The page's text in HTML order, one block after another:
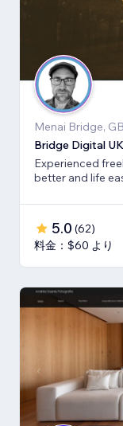
Menai Bridge, GB
Bridge Digital UK
Experienced
better and life
5.0 (62)
料金：$60 より